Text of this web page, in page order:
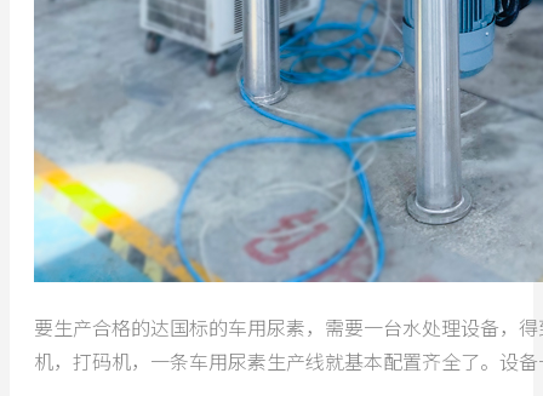
要生产合格的达国标的车用尿素，需要一台水处理设备，
机，打码机，一条车用尿素生产线就基本配置齐全了。设